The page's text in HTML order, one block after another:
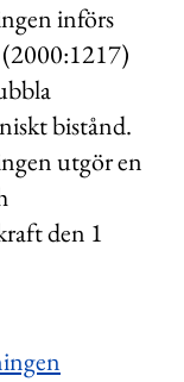
införs
bistånd.
utgör en
den 1